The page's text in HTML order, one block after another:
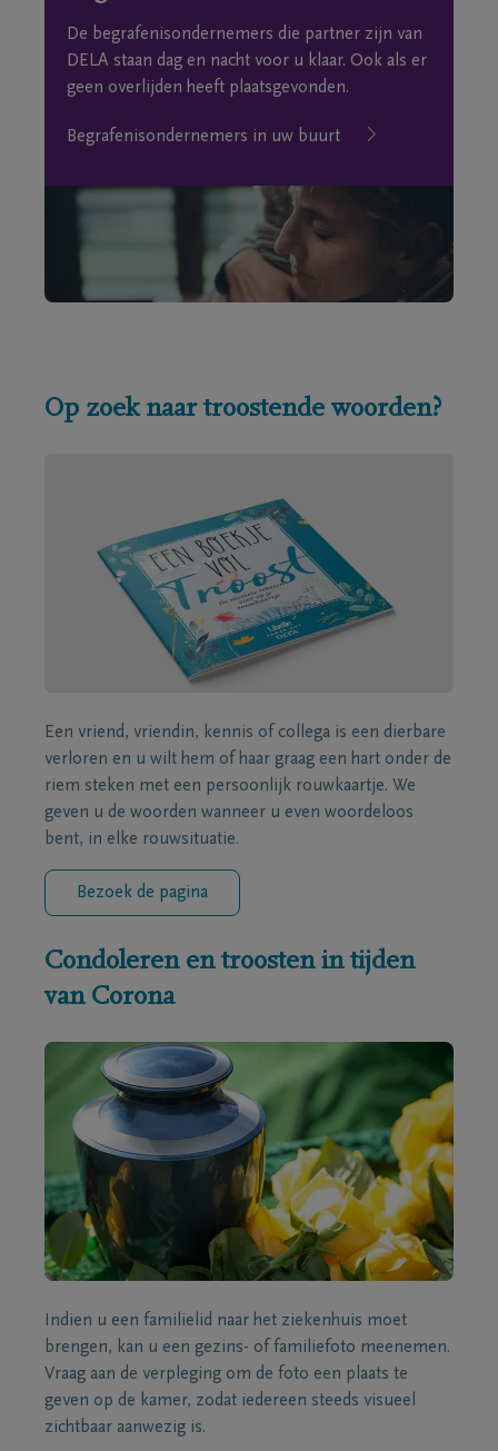
De begrafenisondernemers die partner zijn van
DELA staan dag en nacht voor u klaar. Ook als er
geen overlijden heeft plaatsgevonden.
Begrafenisondernemers in uw buurt
Op zoek naar troostende woorden?
Een vriend, vriendin, kennis of collega is een dierbare
verloren en u wilt hem of haar graag een hart onder de
riem steken met een persoonlijk rouwkaartje. We
geven u de woorden wanneer u even woordeloos
bent, in elke rouwsituatie.
Bezoek de pagina
Condoleren en troosten in tijden
van Corona
Indien u een familielid naar het ziekenhuis moet
brengen, kan u een gezins- of familiefoto meenemen.
Vraag aan de verpleging om de foto een plaats te
geven op de kamer, zodat iedereen steeds visueel
zichtbaar aanwezig is.